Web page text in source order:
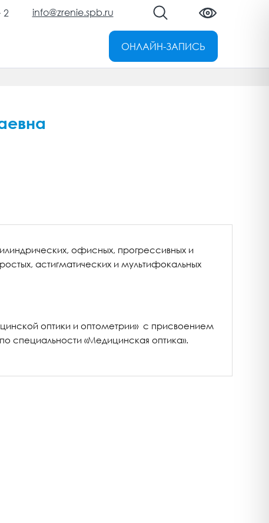
2 info@zrenie.spb.ru
ОНЛАЙН-ЗАПИСЬ
офисных, прогрессивных и
астигматических и мультифокальных
оптики и оптометрии» с присвоением
специальности «Медицинская оптика».